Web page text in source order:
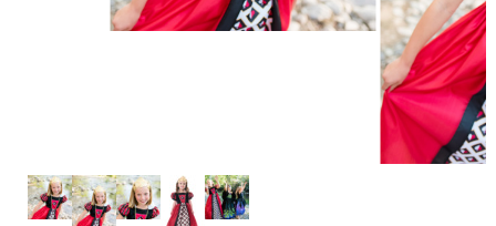
ブログ